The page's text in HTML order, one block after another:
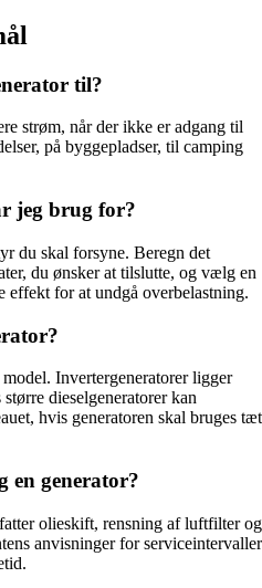
til?
strøm, når der ikke er adgang til
på byggepladser, til camping
jeg brug for?
du skal forsyne. Beregn det
du ønsker at tilslutte, og vælg en
effekt for at undgå overbelastning.
Invertergeneratorer ligger
dieselgeneratorer kan
hvis generatoren skal bruges tæt
en generator?
olieskift, rensning af luftfilter og
anvisninger for serviceintervaller